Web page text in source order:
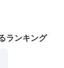
ランキング